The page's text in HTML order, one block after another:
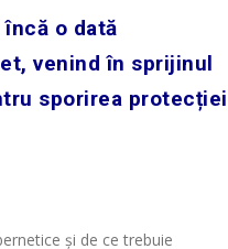
o dată
venind în sprijinul
sporirea protecției
și de ce trebuie